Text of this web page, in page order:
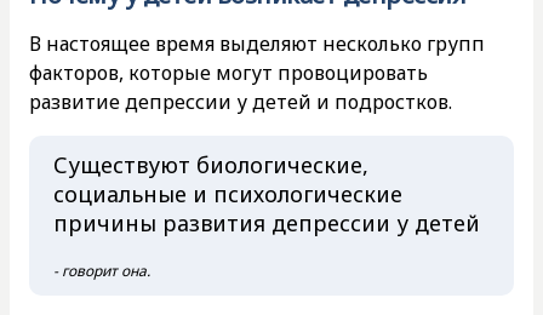
В настоящее время выделяют несколько групп
факторов, которые могут провоцировать
развитие депрессии у детей и подростков.
Существуют биологические,
социальные и психологические
причины развития депрессии у детей
- говорит она.